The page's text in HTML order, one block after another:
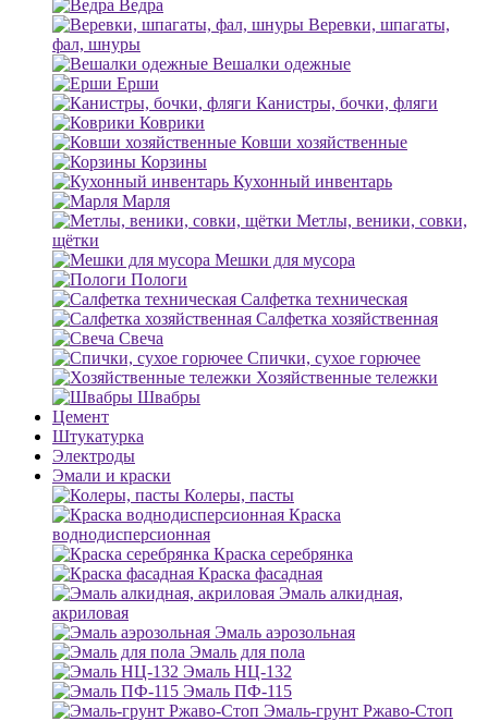
Ведра
Веревки, шпагаты,
фал, шнуры
Вешалки одежные
Ерши
Канистры, бочки, фляги
Коврики
Ковши хозяйственные
Корзины
Кухонный инвентарь
Марля
Метлы, веники, совки,
щётки
Мешки для мусора
Пологи
Салфетка техническая
Салфетка хозяйственная
Свеча
Спички, сухое горючее
Хозяйственные тележки
Швабры
Цемент
Штукатурка
Электроды
Эмали и краски
Колеры, пасты
Краска
воднодисперсионная
Краска серебрянка
Краска фасадная
Эмаль алкидная,
акриловая
Эмаль аэрозольная
Эмаль для пола
Эмаль НЦ-132
Эмаль ПФ-115
Эмаль-грунт Ржаво-Стоп